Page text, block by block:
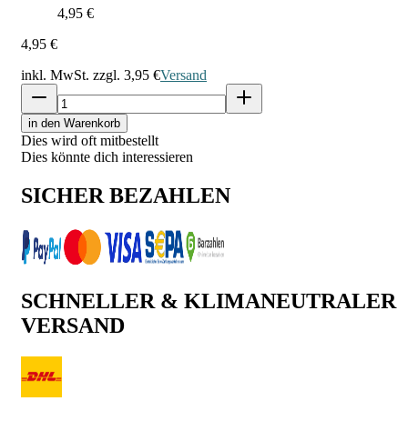
4,95 €
4,95 €
inkl. MwSt. zzgl. 3,95 €Versand
in den Warenkorb
Dies wird oft mitbestellt
Dies könnte dich interessieren
SICHER BEZAHLEN
SCHNELLER & KLIMANEUTRALER
VERSAND